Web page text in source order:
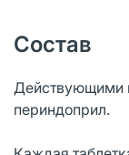
Состав
Действующими
периндоприл.